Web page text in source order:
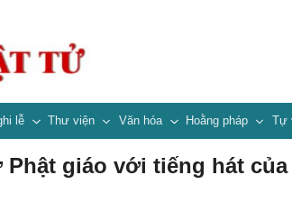
lễ Thư viện Văn hóa Hoằng pháp Tự
Phật giáo với tiếng hát